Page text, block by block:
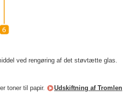
ved rengøring af det støvtætte glas.
toner til papir.
Udskiftning af Tromlen